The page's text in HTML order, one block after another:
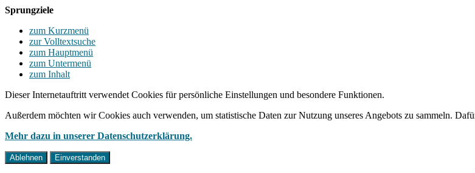
Sprungziele
zum Kurzmenü
zur Volltextsuche
zum Hauptmenü
zum Untermenü
zum Inhalt
Dieser Internetauftritt verwendet Cookies für persönliche Einstellungen und besondere Funktionen.
Außerdem möchten wir Cookies auch verwenden, um statistische Daten zur Nutzung unseres Angebots zu sammeln.
Mehr dazu in unserer Datenschutzerklärung.
Ablehnen Einverstanden